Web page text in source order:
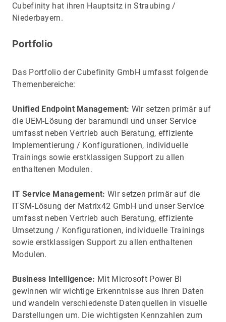
Cubefinity hat ihren Hauptsitz in Straubing /
Niederbayern.
Portfolio
Das Portfolio der Cubefinity GmbH umfasst folgende
Themenbereiche:
Unified Endpoint Management: Wir setzen primär auf
die UEM-Lösung der baramundi und unser Service
umfasst neben Vertrieb auch Beratung, effiziente
Implementierung / Konfigurationen, individuelle
Trainings sowie erstklassigen Support zu allen
enthaltenen Modulen.
IT Service Management: Wir setzen primär auf die
ITSM-Lösung der Matrix42 GmbH und unser Service
umfasst neben Vertrieb auch Beratung, effiziente
Umsetzung / Konfigurationen, individuelle Trainings
sowie erstklassigen Support zu allen enthaltenen
Modulen.
Business Intelligence: Mit Microsoft Power BI
gewinnen wir wichtige Erkenntnisse aus Ihren Daten
und wandeln verschiedenste Datenquellen in visuelle
Darstellungen um. Die wichtigsten Kennzahlen zum